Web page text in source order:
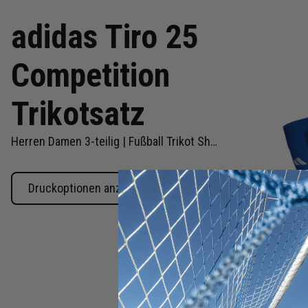
adidas Tiro 25
Competition
Trikotsatz
Herren Damen 3-teilig | Fußball Trikot Shorts Sockenstutzen | Fussball Trikot Set
Druckoptionen anzeigen
Zum
Anfang
der